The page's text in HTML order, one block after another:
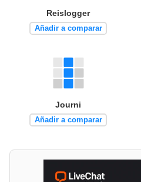
Reislogger
Añadir a comparar
Journi
Añadir a comparar